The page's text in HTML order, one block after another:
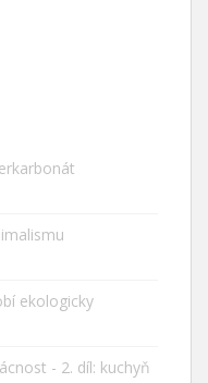
ekologicky
- 2. díl: kuchyň